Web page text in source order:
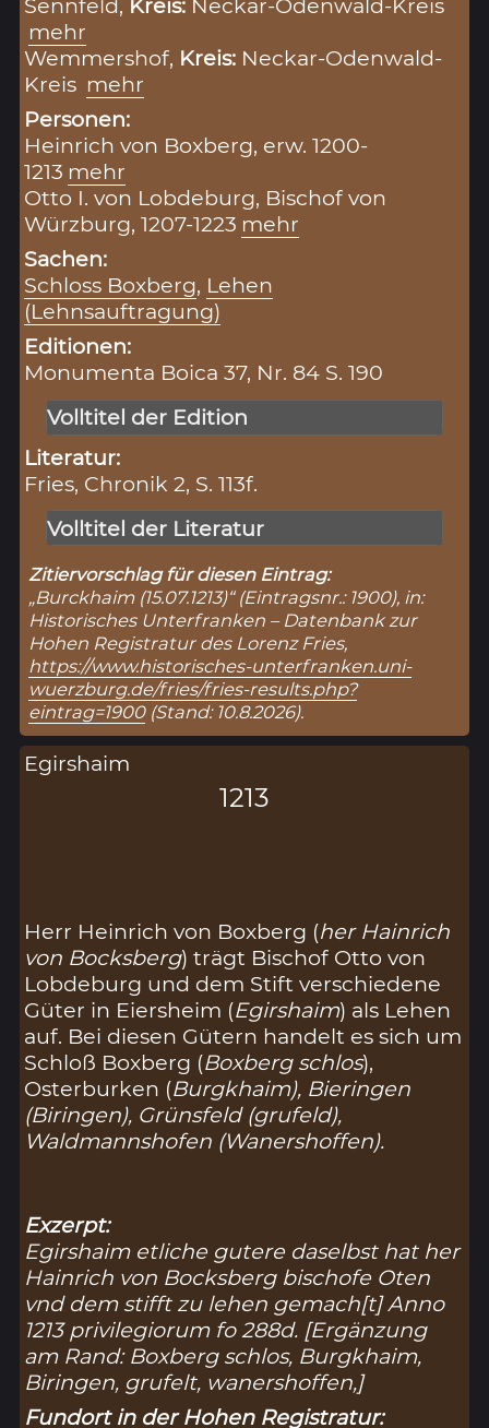
Sennfeld, Kreis: Neckar-Odenwald-Kreis
mehr
Wemmershof, Kreis: Neckar-Odenwald-
Kreis mehr
Personen:
Heinrich von Boxberg, erw. 1200-
1213 mehr
Otto I. von Lobdeburg, Bischof von
Würzburg, 1207-1223 mehr
Sachen:
Schloss Boxberg, Lehen
(Lehnsauftragung)
Editionen:
Monumenta Boica 37, Nr. 84 S. 190
Volltitel der Edition
Literatur:
Fries, Chronik 2, S. 113f.
Volltitel der Literatur
Zitiervorschlag für diesen Eintrag:
„Burckhaim (15.07.1213)“ (Eintragsnr.: 1900), in:
Historisches Unterfranken – Datenbank zur
Hohen Registratur des Lorenz Fries,
https://www.historisches-unterfranken.uni-
wuerzburg.de/fries/fries-results.php?
eintrag=1900(Stand: 10.8.2026).
Egirshaim
1213
Herr Heinrich von Boxberg (her Hainrich
von Bocksberg) trägt Bischof Otto von
Lobdeburg und dem Stift verschiedene
Güter in Eiersheim (Egirshaim) als Lehen
auf. Bei diesen Gütern handelt es sich um
Schloß Boxberg (Boxberg schlos),
Osterburken (Burgkhaim), Bieringen
(Biringen), Grünsfeld (grufeld),
Waldmannshofen (Wanershoffen).
Exzerpt:
Egirshaim etliche gutere daselbst hat her
Hainrich von Bocksberg bischofe Oten
vnd dem stifft zu lehen gemach[t] Anno
1213 privilegiorum fo 288d. [Ergänzung
am Rand: Boxberg schlos, Burgkhaim,
Biringen, grufelt, wanershoffen,]
Fundort in der Hohen Registratur: